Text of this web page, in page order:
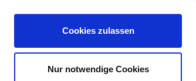
Cookies zulassen
Nur notwendige Cookies
Contact